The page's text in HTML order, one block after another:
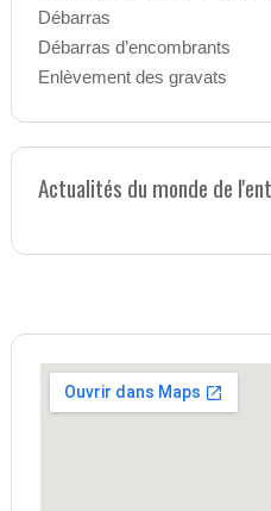
Débarras
Débarras d’encombrants
Enlèvement des gravats
Actualités du monde de